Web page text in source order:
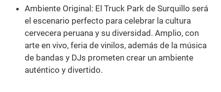
Ambiente Original: El Truck Park de Surquillo será
el escenario perfecto para celebrar la cultura
cervecera peruana y su diversidad. Amplio, con
arte en vivo, feria de vinilos, además de la música
de bandas y DJs prometen crear un ambiente
auténtico y divertido.